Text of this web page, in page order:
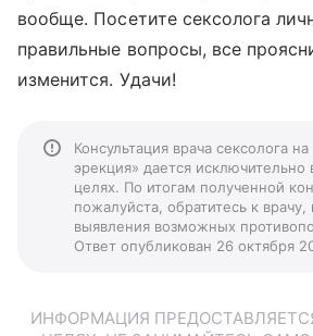
вообще. Посетите сексолога
правильные вопросы, все
изменится. Удачи!
Консультация врача сексолога
эрекция» дается исключительно
целях. По итогам полученной
пожалуйста, обратитесь к
выявления возможных
Ответ опубликован 26 октября
ИНФОРМАЦИЯ